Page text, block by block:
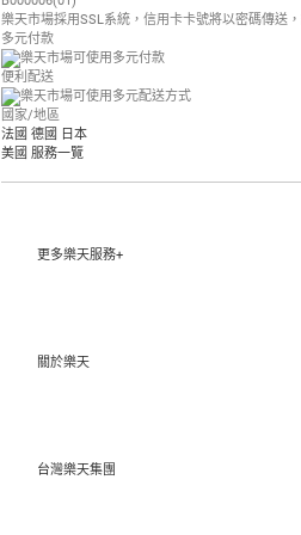
樂天市場採用SSL系統，信用卡卡號將以密碼傳送
多元付款
便利配送
國家/地區
法國 德國 日本
美國 服務一覽
更多樂天服務+
關於樂天
台灣樂天集團